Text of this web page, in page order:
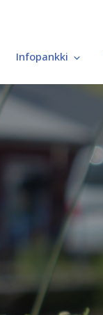
Infopankki